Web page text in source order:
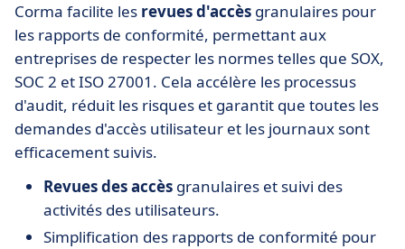
Corma facilite les revues d'accès granulaires pour
les rapports de conformité, permettant aux
entreprises de respecter les normes telles que SOX,
SOC 2 et ISO 27001. Cela accélère les processus
d'audit, réduit les risques et garantit que toutes les
demandes d'accès utilisateur et les journaux sont
efficacement suivis.
Revues des accès granulaires et suivi des
activités des utilisateurs.
Simplification des rapports de conformité pour